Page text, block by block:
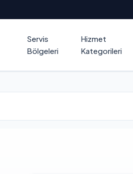
Servis
Bölgeleri
Hizmet
Kategorileri